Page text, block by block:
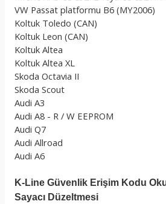
VW Passat platformu B6 (MY2006)
Koltuk Toledo (CAN)
Koltuk Leon (CAN)
Koltuk Altea
Koltuk Altea XL
Skoda Octavia II
Skoda Scout
Audi A3
Audi A8 - R / W EEPROM
Audi Q7
Audi Allroad
Audi A6
K-Line Güvenlik Erişim Kodu
Sayacı Düzeltmesi